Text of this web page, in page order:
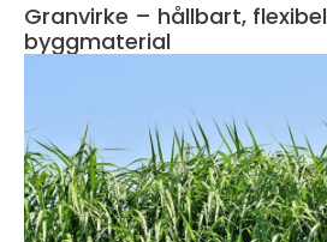
Granvirke – hållbart,
byggmaterial